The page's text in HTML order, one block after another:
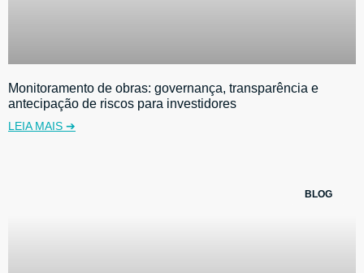
Monitoramento de obras: governança, transparência e
antecipação de riscos para investidores
LEIA MAIS ➔
BLOG